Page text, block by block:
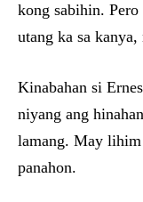
kong sabihin.
utang ka sa
Kinabahan si
niyang ang
lamang. May
panahon.